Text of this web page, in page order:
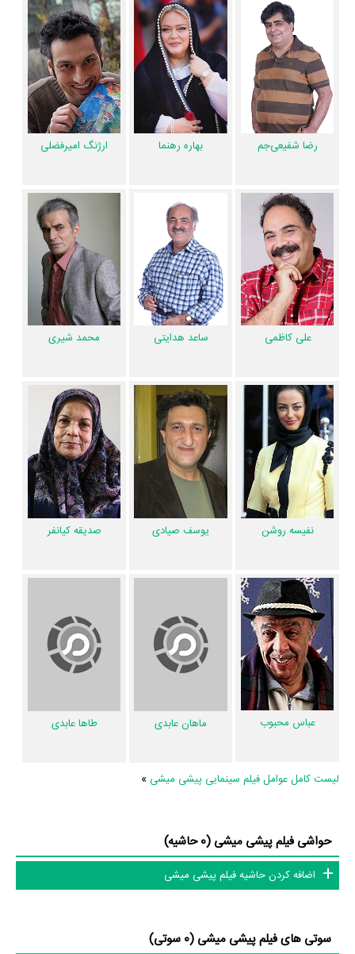
جذابی را می‌توان بیان کرد. براساس آمارها فیلم پیشی میشی به طور متوسط
براساس امتیاز مردم فیلم پیشی میشی یکی از 4 اثر شاخص
حسین قناعتدر
حرفه کارگردانی محسوب می‌شود.
1 تن از بازیگران پیشی میشی، اولین فعالیت جدی بازیگری خود را در این اثر
تجربه کرده است، در واقع در پیشی میشی 1 فیلم اولی بوده است:
طاها عابدی
همچنین
حسین قناعت
کارگردان پیشی میشی اولین همکاری خود با بازیگرانی
این اثر تجربه کرده است. در میان بازیگران پیشی میشی نیز 39 همکاریِ اول
رخ داده، به‌عبارت دیگر در این فیلم میان هر یک از 13 بازیگر با یکدیگر یک
رابطه همکاری شکل گرفته که 39 همکاری برای اولین‌مرتبه در پیشی میشی رخ
داده است. مانند:رضا شفیعی‌جمونفیسه روشن، بهاره رهنماوماهان عابدی
ارژنگ امیرفضلیوصدیقه کیانفر،علی کاظمیوطاها عابدی،ساعد هدایتی
عباس بغداد دره‌ئی.
مخاطبان بعد از تماشای فیلم پیشی میشی به ارزیابی اثر درمنظومپرداخته‌اند و
نتایج مهمی درباره شاخص‌های هنری، فنی و محتوایی اثر بدست آمده است.
براساس نظرسنجی و دیدگاه مردم:
فیلم پیشی میشی نسبتا ارزش تماشا ندارد چراکه تنها 25% مخاطبان معقدند
فیلم پیشی میشی ارزش یک بار دیدن را دارد.
فیلم پیشی میشی نسبتا خوش‌ساخت نیست زیرا تنها 35% مخاطبان عقیده
دارند فیلم پیشی میشی از لحاظ فنی باکیفیت ساخته شده است.
عقیده دارند تیم بازیگری فیلم پیشی میشی نقش‌ها را خوب بازی کردند.
فیلم پیشی میشی نسبتا خلاقانه نیست زیرا تنها 25% مخاطبان عقیده دارند
داستان و ساختار فیلم پیشی میشی غیرتکراری و جدید است.
فیلم پیشی میشی نسبتا محتوای مناسبی ندارد زیرا تنها 35% مخاطبان عقیده
دارند حرف و پیام فیلم پیشی میشی مفید و ارزشمند هست.
فیلم پیشی میشی اصلا تفکربرانگیز نیست چراکه تنها 15% نظردهندگان بعد
پایان فیلم پیشی میشی به آن فکر می‌کردند.
عقیده دارند فضای فیلم پیشی میشی با فرهنگ خانواده‌شان سازگار است.
عوامل فیلم پیشی میشی
ضرباهنگ و تدوین فیلم پیشی میشی چیست؟ تدوین پیشی میشی رامحمد
رضا شفیعی‌جم بهاره رهنما ارژنگ امیرفضلی
علی کاظمی ساعد هدایتی محمد شیری
نفیسه روشن یوسف صیادی صدیقه کیانفر
عباس محبوب ماهان عابدی طاها عابدی
لیست کامل عوامل فیلم سینمایی پیشی میشی »
حواشی فیلم پیشی میشی (0 حاشیه)
اضافه کردن حاشیه فیلم پیشی میشی
سوتی های فیلم پیشی میشی (0 سوتی)